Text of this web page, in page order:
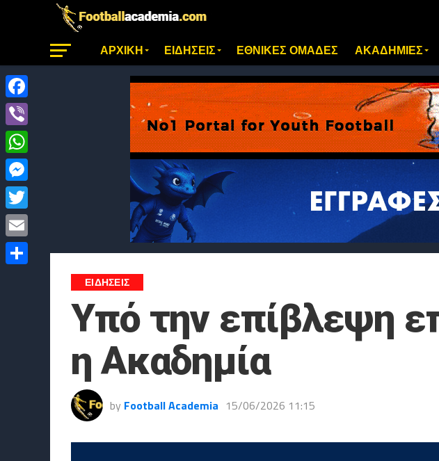
ΑΡΧΙΚΗ ΕΙΔΗΣΕΙΣ ΕΘΝΙΚΕΣ ΟΜΑΔΕΣ ΑΚΑΔΗΜΙΕΣ
ΕΙΔΗΣΕΙΣ
Υπό την επίβλεψη
η Ακαδημία
by Football Academia 15/06/2026 11:15
Facebook
Viber
WhatsApp
Messenger
Twitter
Email